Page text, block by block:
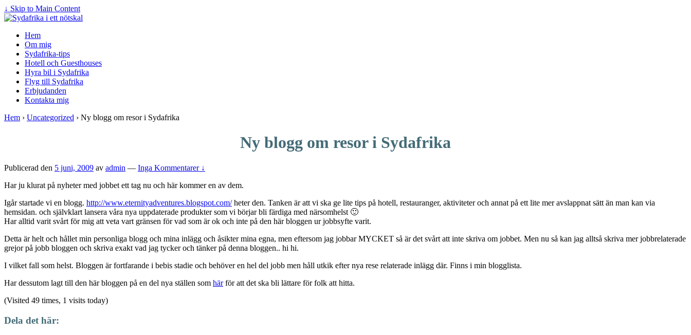
↓ Skip to Main Content
Hem
Om mig
Sydafrika-tips
Hotell och Guesthouses
Hyra bil i Sydafrika
Flyg till Sydafrika
Erbjudanden
Kontakta mig
Hem › Uncategorized › Ny blogg om resor i Sydafrika
Ny blogg om resor i Sydafrika
Publicerad den 5 juni, 2009 av admin — Inga Kommentarer ↓
Har ju klurat på nyheter med jobbet ett tag nu och här kommer en av dem.
Igår startade vi en blogg. http://www.eternityadventures.blogspot.com/heter den. Tanken är att vi ska ge lite tips på hotell, restauranger, aktiviteter och annat på ett lite mer avslappnat sätt än man kan via
hemsidan. och självklart lansera våra nya uppdaterade produkter som vi börjar bli färdiga med närsomhelst 🙂
Har alltid varit svårt för mig att veta vart gränsen för vad som är ok och inte på den här bloggen ur jobbsyfte varit.
Detta är helt och hållet min personliga blogg och mina inlägg och åsikter mina egna, men eftersom jag jobbar MYCKET så är det svårt att inte skriva om jobbet. Men nu så kan jag alltså skriva mer jobbrelaterade
grejor på jobb bloggen och skriva exakt vad jag tycker och tänker på denna bloggen.. hi hi.
I vilket fall som helst. Bloggen är fortfarande i bebis stadie och behöver en hel del jobb men håll utkik efter nya rese relaterade inlägg där. Finns i min blogglista.
Har dessutom lagt till den här bloggen på en del nya ställen som härför att det ska bli lättare för folk att hitta.
(Visited 49 times, 1 visits today)
Dela det här: